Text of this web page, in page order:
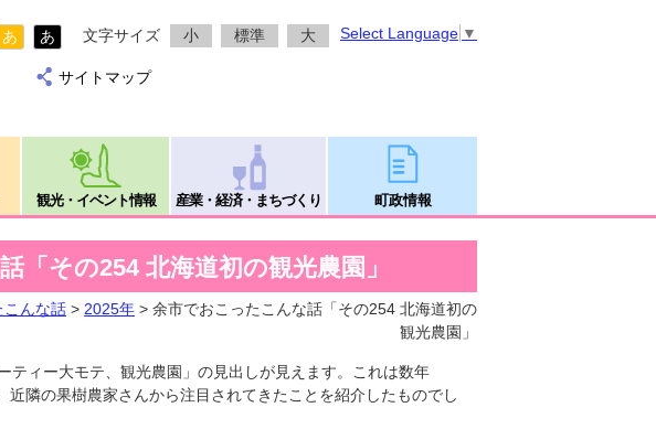
あ あ 文字サイズ 小 標準 大 Select Language ▼
サイトマップ
観光・イベント情報 産業・経済・まちづくり 町政情報
「その254 北海道初の観光農園」
こんな話 > 2025年 > 余市でおこったこんな話「その254 北海道初の
観光農園」
ティー大モテ、観光農園」の見出しが見えます。これは数年
隣の果樹農家さんから注目されてきたことを紹介したものでし